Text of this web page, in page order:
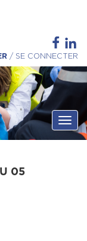
/ SE CONNECTER
05